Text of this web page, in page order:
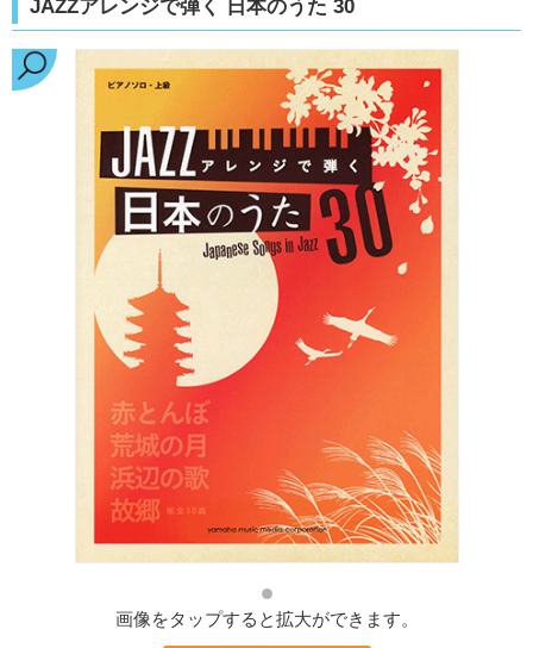
JAZZアレンジで弾く 日本のうた 30
画像をタップすると拡大ができます。